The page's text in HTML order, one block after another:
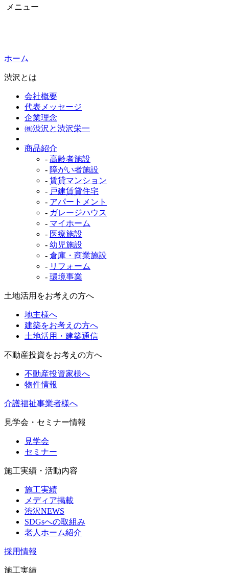
メニュー
ホーム
渋沢とは
会社概要
代表メッセージ
企業理念
㈱渋沢と渋沢栄一
商品紹介
- 高齢者施設
- 障がい者施設
- 賃貸マンション
- 戸建賃貸住宅
- アパートメント
- ガレージハウス
- マイホーム
- 医療施設
- 幼児施設
- 倉庫・商業施設
- リフォーム
- 環境事業
土地活用をお考えの方へ
地主様へ
建築をお考えの方へ
土地活用・建築通信
不動産投資をお考えの方へ
不動産投資家様へ
物件情報
介護福祉事業者様へ
見学会・セミナー情報
見学会
セミナー
施工実績・活動内容
施工実績
メディア掲載
渋沢NEWS
SDGsへの取組み
老人ホーム紹介
採用情報
施工実績